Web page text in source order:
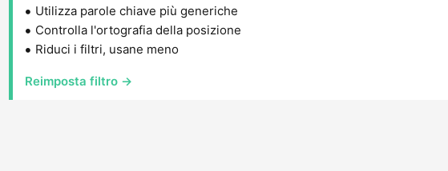
Utilizza parole chiave più generiche
Controlla l'ortografia della posizione
Riduci i filtri, usane meno
Reimposta filtro →